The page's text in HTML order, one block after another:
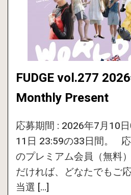
FUDGE vol.277
Monthly Present
応募期間 : 2026年7月10
11日 23:59の33日間。 応
のプレミアム会員（無料
だければ、どなたでもご
当選 […]